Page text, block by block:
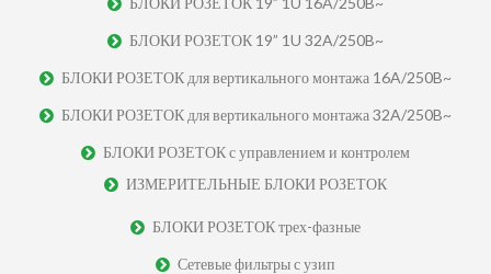
БЛОКИ РОЗЕТОК 19” 1U 32A/250B~
БЛОКИ РОЗЕТОК для вертикального монтажа 16A/250B~
БЛОКИ РОЗЕТОК для вертикального монтажа 32A/250B~
БЛОКИ РОЗЕТОК с управлением и контролем
ИЗМЕРИТЕЛЬНЫЕ БЛОКИ РОЗЕТОК
БЛОКИ РОЗЕТОК трех-фазные
Сетевые фильтры с узип